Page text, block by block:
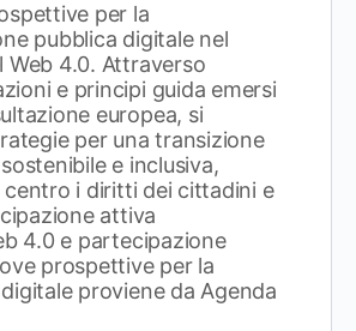
per la
pubblica digitale nel
Web 4.0. Attraverso
e principi guida emersi
europea, si
per una transizione
e inclusiva,
i diritti dei cittadini e
attiva
4.0 e partecipazione
prospettive per la
proviene da Agenda